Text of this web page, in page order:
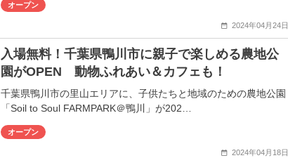
オープン
2024年04月24日
入場無料！千葉県鴨川市に親子で楽しめる農地公
園がOPEN 動物ふれあい＆カフェも！
千葉県鴨川市の里山エリアに、子供たちと地域のための農地公園
「Soil to Soul FARMPARK＠鴨川」が202…
オープン
2024年04月18日